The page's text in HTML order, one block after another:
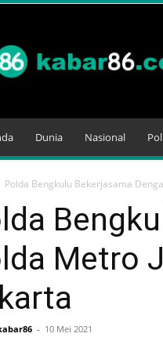
Dunia Nasional
Polda Bengkulu Bekerjasama
Metro
- 10 Mei 2021